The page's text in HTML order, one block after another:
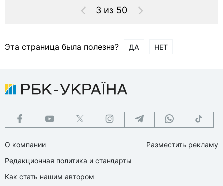
3 из 50
Эта страница была полезна? ДА НЕТ
О компании
Редакционная политика и стандарты
Как стать нашим автором
Разместить рекламу